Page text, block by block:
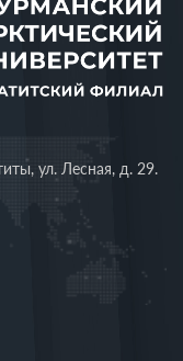
ул. Лесная, д. 29.